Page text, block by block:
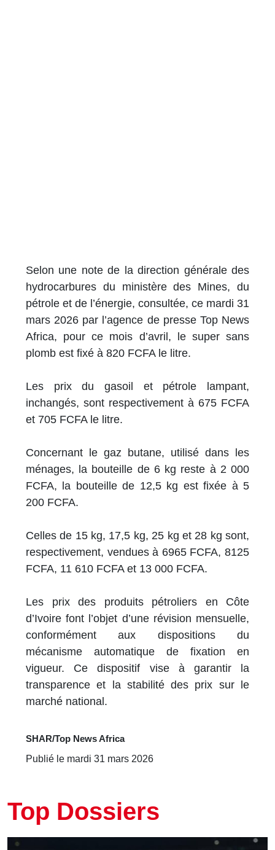
Selon une note de la direction générale des
hydrocarbures du ministère des Mines, du
pétrole et de l’énergie, consultée, ce mardi 31
mars 2026 par l’agence de presse Top News
Africa, pour ce mois d’avril, le super sans
plomb est fixé à 820 FCFA le litre.
Les prix du gasoil et pétrole lampant,
inchangés, sont respectivement à 675 FCFA
et 705 FCFA le litre.
Concernant le gaz butane, utilisé dans les
ménages, la bouteille de 6 kg reste à 2 000
FCFA, la bouteille de 12,5 kg est fixée à 5
200 FCFA.
Celles de 15 kg, 17,5 kg, 25 kg et 28 kg sont,
respectivement, vendues à 6965 FCFA, 8125
FCFA, 11 610 FCFA et 13 000 FCFA.
Les prix des produits pétroliers en Côte
d’Ivoire font l’objet d’une révision mensuelle,
conformément aux dispositions du
mécanisme automatique de fixation en
vigueur. Ce dispositif vise à garantir la
transparence et la stabilité des prix sur le
marché national.
SHAR/Top News Africa
Publié le mardi 31 mars 2026
Top Dossiers